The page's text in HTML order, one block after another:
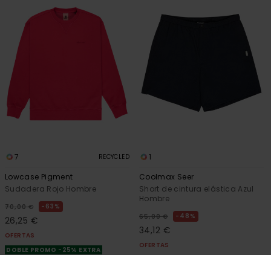
7 RECYCLED
Lowcase Pigment
Sudadera Rojo Hombre
70,00 € 63%
26,25 €
OFERTAS
DOBLE PROMO -25% EXTRA
1
Coolmax Seer
Short de cintura elástica Azul
Hombre
65,00 € 48%
34,12 €
OFERTAS